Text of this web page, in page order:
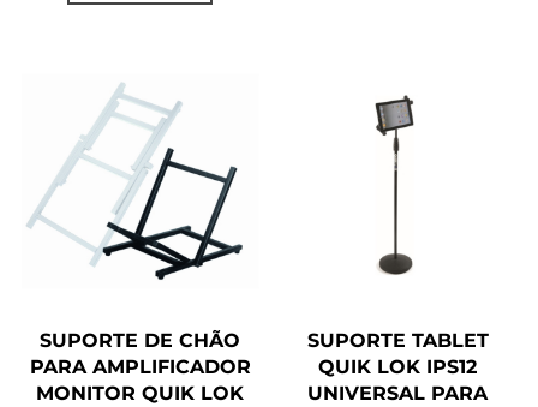
SUPORTE DE CHÃO
PARA AMPLIFICADOR
MONITOR QUIK LOK
SUPORTE TABLET
QUIK LOK IPS12
UNIVERSAL PARA